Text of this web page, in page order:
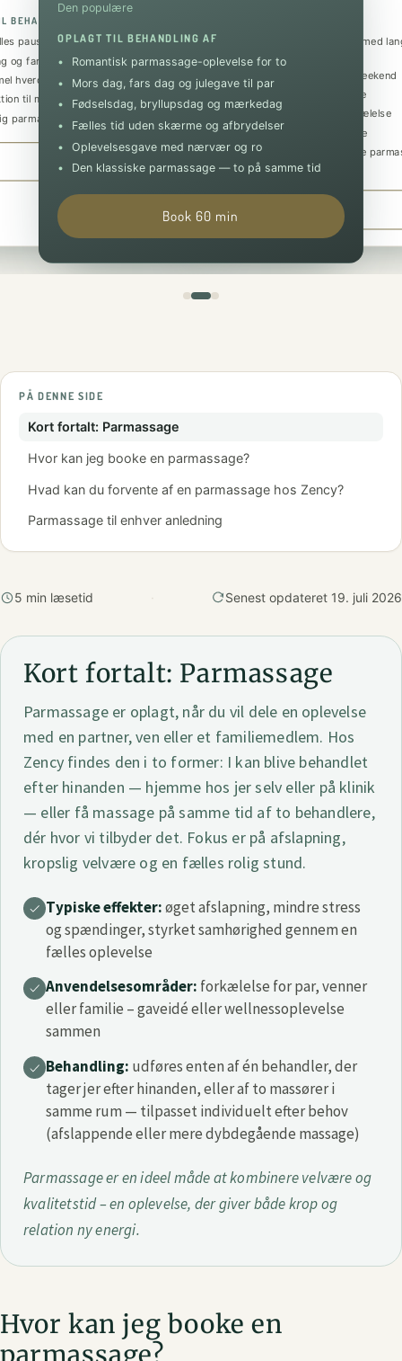
BEHANDLING AF
pause i en travl hverdag
og fars dag-gave
hverdagsforkælelse sammen
til massage for begge
parmassage-oplevelse
Book 30 min
Den populære
OPLAGT TIL BEHANDLING AF
Romantisk parmassage-oplevelse for to
Mors dag, fars dag og julegave til par
Fødselsdag, bryllupsdag og mærkedag
Fælles tid uden skærme og afbrydelser
Oplevelsesgave med nærvær og ro
Den klassiske parmassage — to på samme tid
Book 60 min
Udvidet parmassage-oplevelse med
nærvær
Mini honeymoon og romantisk weekend
Jubilæer og særlige mærkedage
Dyb fælles afspænding og forkælelse
Gaveoplevelse der huskes længe
Den største og mest omfattende
pakke
Book 90 min
PÅ DENNE SIDE
Kort fortalt: Parmassage
Hvor kan jeg booke en parmassage?
Hvad kan du forvente af en parmassage hos Zency?
Parmassage til enhver anledning
5 min læsetid · Senest opdateret 19. juli 2026
Kort fortalt: Parmassage
Parmassage er oplagt, når du vil dele en oplevelse
med en partner, ven eller et familiemedlem. Hos
Zency findes den i to former: I kan blive behandlet
efter hinanden — hjemme hos jer selv eller på klinik
— eller få massage på samme tid af to behandlere,
dér hvor vi tilbyder det. Fokus er på afslapning,
kropslig velvære og en fælles rolig stund.
Typiske effekter:øget afslapning, mindre stress
og spændinger, styrket samhørighed gennem en
fælles oplevelse
Anvendelsesområder: forkælelse for par, venner
eller familie – gaveidé eller wellnessoplevelse
sammen
Behandling: udføres enten af én behandler, der
tager jer efter hinanden, eller af to massører i
samme rum — tilpasset individuelt efter behov
(afslappende eller mere dybdegående massage)
Parmassage er en ideel måde at kombinere velvære og
kvalitetstid – en oplevelse, der giver både krop og
relation ny energi.
Hvor kan jeg booke en